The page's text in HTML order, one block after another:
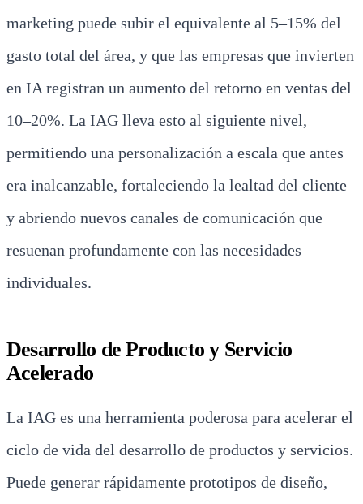
marketing puede subir el equivalente al 5–15% del
gasto total del área, y que las empresas que invierten
en IA registran un aumento del retorno en ventas del
10–20%. La IAG lleva esto al siguiente nivel,
permitiendo una personalización a escala que antes
era inalcanzable, fortaleciendo la lealtad del cliente
y abriendo nuevos canales de comunicación que
resuenan profundamente con las necesidades
individuales.
Desarrollo de Producto y Servicio
Acelerado
La IAG es una herramienta poderosa para acelerar el
ciclo de vida del desarrollo de productos y servicios.
Puede generar rápidamente prototipos de diseño,